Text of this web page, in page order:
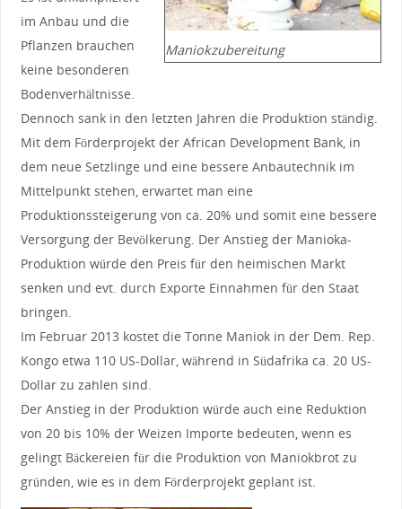
Maniokzubereitung
im Anbau und die
Pflanzen brauchen
keine besonderen
Bodenverhältnisse.
Dennoch sank in den letzten Jahren die Produktion ständig.
Mit dem Förderprojekt der African Development Bank, in
dem neue Setzlinge und eine bessere Anbautechnik im
Mittelpunkt stehen, erwartet man eine
Produktionssteigerung von ca. 20% und somit eine bessere
Versorgung der Bevölkerung. Der Anstieg der Manioka-
Produktion würde den Preis für den heimischen Markt
senken und evt. durch Exporte Einnahmen für den Staat
bringen.
Im Februar 2013 kostet die Tonne Maniok in der Dem. Rep.
Kongo etwa 110 US-Dollar, während in Südafrika ca. 20 US-
Dollar zu zahlen sind.
Der Anstieg in der Produktion würde auch eine Reduktion
von 20 bis 10% der Weizen Importe bedeuten, wenn es
gelingt Bäckereien für die Produktion von Maniokbrot zu
gründen, wie es in dem Förderprojekt geplant ist.